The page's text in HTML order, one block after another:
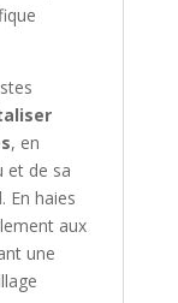
, en
et de sa
En haies
aux
une